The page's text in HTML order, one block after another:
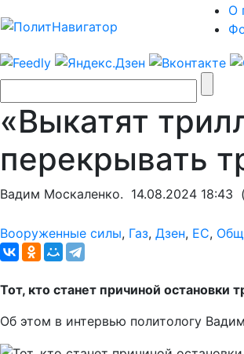
О
«Выкатят
перекрывать
Вадим Москаленко. 14.08.2024 18:43
Вооруженные силы, Газ, Дзен, ЕС,
Тот, кто станет причиной остановки
Об этом в интервью политологу